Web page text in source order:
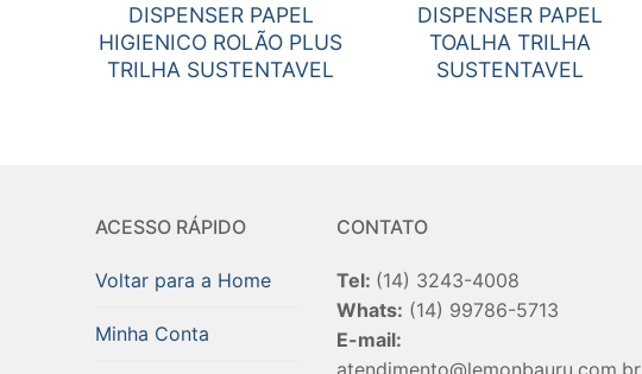
DISPENSER PAPEL
HIGIENICO ROLÃO PLUS
TRILHA SUSTENTAVEL
DISPENSER PAPEL
TOALHA TRILHA
SUSTENTAVEL
ACESSO RÁPIDO
Voltar para a Home
Minha Conta
CONTATO
Tel: (14) 3243-4008
Whats: (14) 99786-5713
E-mail:
atendimento@lemonbauru.com.br